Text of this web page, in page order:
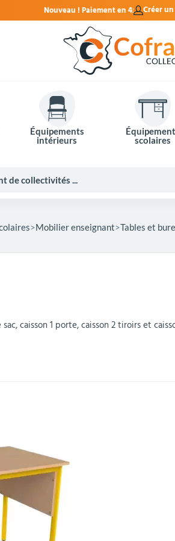
en 4x sans frais. Créer
Équipements
intérieurs
scolaires
Mobilier enseignant Tables et
caisson 1 porte, caisson 2 tiroirs et